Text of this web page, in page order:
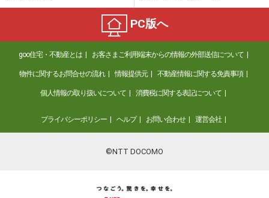
1億2,600万円
住 所
大阪府大阪市港区弁天１
専有面積 113.05m²
間取り
3LDK
大阪府堺市北区百舌鳥本町３
価 格
2,690万円
住 所
大阪府堺市北区百舌鳥本町３
72m²
大阪府大阪市西区北堀江４
PC版へ
goo住宅・不動産とは お客さまご利用端末からの情報の外部送信について
物件に関するお問合せの流れ 情報提供元 不動産情報に関する免責事項
個人情報の取り扱いについて 消費税に関する表記について
プライバシーポリシー ヘルプ お問い合わせ 運営会社
©NTT DOCOMO